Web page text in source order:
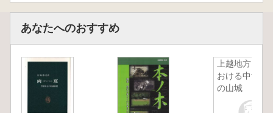
あなたへのおすすめ
上越地方に
おける中世
の山城